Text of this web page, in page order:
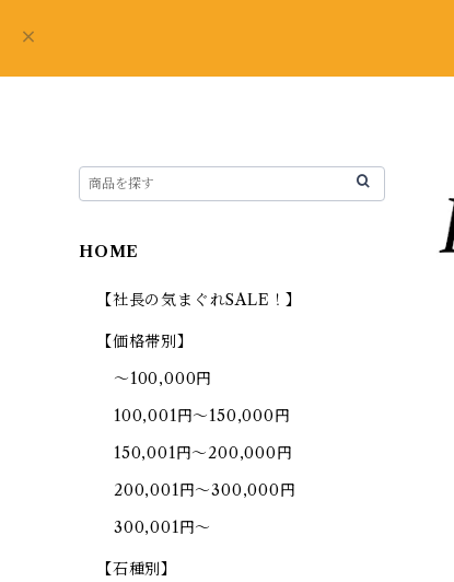
HOME
【社長の気まぐれSALE！】
【価格帯別】
～100,000円
100,001円～150,000円
150,001円～200,000円
200,001円～300,000円
300,001円～
【石種別】